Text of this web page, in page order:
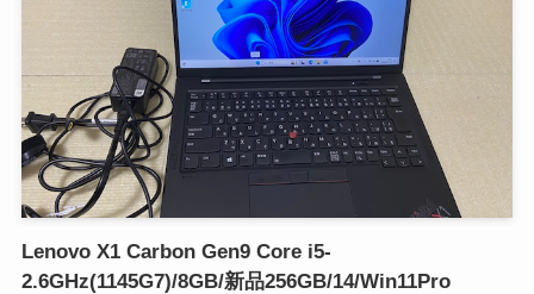
Lenovo X1 Carbon Gen9 Core i5-
2.6GHz(1145G7)/8GB/新品256GB/14/Win11Pro